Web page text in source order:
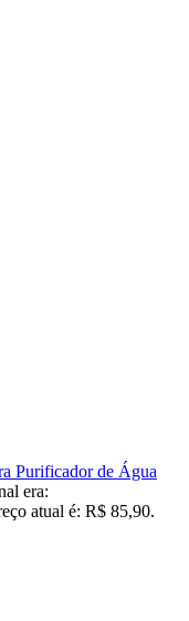
Purificador de Água
era:
atual é: R$ 85,90.